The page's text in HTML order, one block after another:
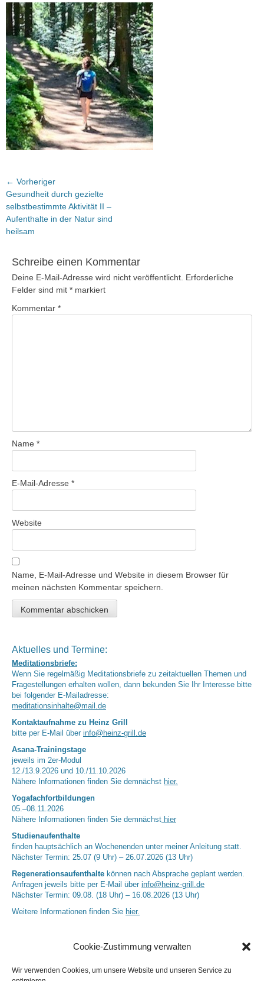
Cookie-Zustimmung verwalten
Wir verwenden Cookies, um unsere Website und unseren Service zu
on
Beitragsnavigation
← Vorheriger
Vorheriger
Beitrag:
Gesundheit durch gezielte
selbstbestimmte Aktivität II –
Aufenthalte in der Natur sind
heilsam
Schreibe einen Kommentar
Deine E-Mail-Adresse wird nicht veröffentlicht. Erforderliche
Felder sind mit * markiert
Kommentar *
Name *
E-Mail-Adresse *
Website
Name, E-Mail-Adresse und Website in diesem Browser für
meinen nächsten Kommentar speichern.
Aktuelles und Termine:
Meditationsbriefe:
Wenn Sie regelmäßig Meditationsbriefe zu zeitaktuellen Themen und
Fragestellungen erhalten wollen, dann bekunden Sie Ihr Interesse bitte
bei folgender E-Mailadresse:
meditationsinhalte@mail.de
Kontaktaufnahme zu Heinz Grill
bitte per E-Mail über info@heinz-grill.de
Asana-Trainingstage
jeweils im 2er-Modul
12./13.9.2026 und 10./11.10.2026
Nähere Informationen finden Sie demnächst hier.
Yogafachfortbildungen
05.–08.11.2026
Nähere Informationen finden Sie demnächst hier
Studienaufenthalte
finden hauptsächlich an Wochenenden unter meiner Anleitung statt.
Nächster Termin: 25.07 (9 Uhr) – 26.07.2026 (13 Uhr)
Regenerationsaufenthalte können nach Absprache geplant werden.
Anfragen jeweils bitte per E-Mail über info@heinz-grill.de
Nächster Termin: 09.08. (18 Uhr) – 16.08.2026 (13 Uhr)
Weitere Informationen finden Sie hier.